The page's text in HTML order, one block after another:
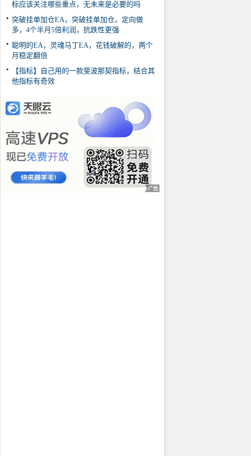
标应该关注哪些重点，无未来是必要的吗
突破挂单加仓EA，突破挂单加仓，定向做
多，4个半月5倍利润，抗跌性更强
聪明的EA，灵魂马丁EA，花钱破解的，两个
月稳定翻倍
【指标】自己用的一款斐波那契指标，结合其
他指标有奇效